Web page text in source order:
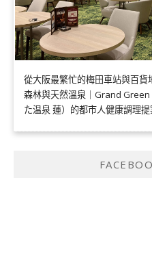
從大阪最繁忙的梅田車站與百
森林與天然溫泉｜Grand
た温泉 蓮）的都市人健康調理